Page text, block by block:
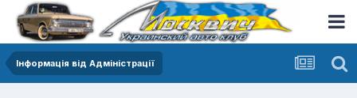
Інформація від Адміністрації